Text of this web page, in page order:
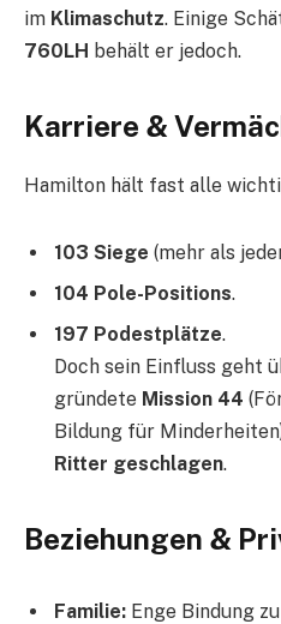
im Klimaschutz. Einige
760LH behält er jedoch.
Karriere &
Hamilton hält fast alle
103 Siege (mehr als
104 Pole-Positions.
197 Podestplätze.
Doch sein Einfluss geht
gründete Mission 44
Bildung für
Ritter geschlagen.
Beziehungen &
Familie: Enge Bindung